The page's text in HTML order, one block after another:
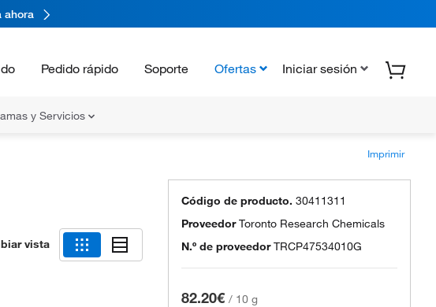
ahora
Pedido rápido Soporte Ofertas Iniciar sesión
y Servicios
Imprimir
vista
Código de producto. 30411311
ProveedorToronto Research Chemicals
N.º de proveedor TRCP47534010G
82.20€ / 10 g